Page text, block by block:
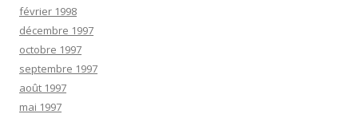
février 1998
décembre 1997
octobre 1997
septembre 1997
août 1997
mai 1997